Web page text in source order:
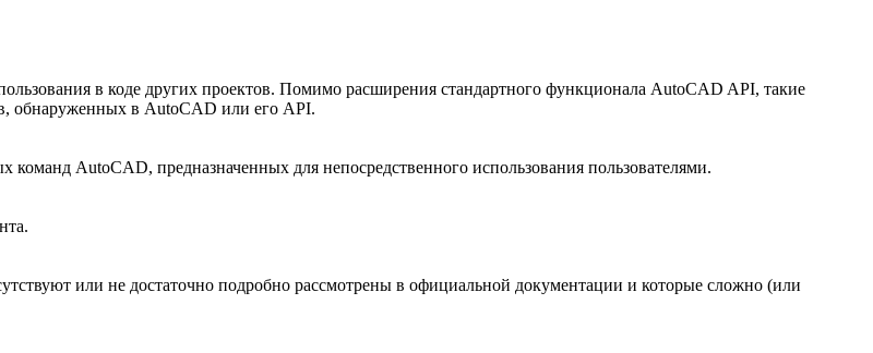
в коде других проектов. Помимо расширения стандартного функционала AutoCAD API, такие
обнаруженных в AutoCAD или его API.
AutoCAD, предназначенных для непосредственного использования пользователями.
или не достаточно подробно рассмотрены в официальной документации и которые сложно (или